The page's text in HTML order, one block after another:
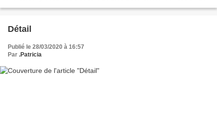
Détail
Publié le 28/03/2020 à 16:57
Par .Patricia